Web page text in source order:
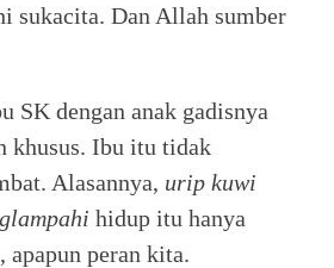
sukacita. Dan Allah sumber
SK dengan anak gadisnya
khusus. Ibu itu tidak
Alasannya, urip kuwi
hidup itu hanya
apapun peran kita.